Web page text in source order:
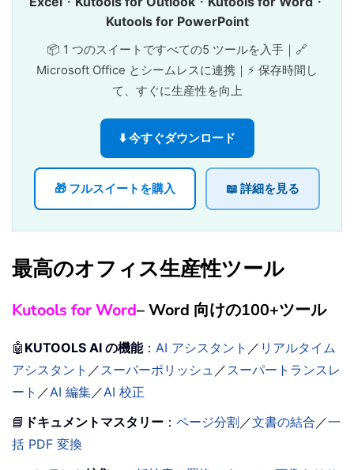
Kutools for PowerPoint
📦 1 つのスイートですべての5 ツールを入手｜🔗
Microsoft Office とシームレスに連携｜⚡ 保存時間し
て、すぐに生産性を向上
⬇️ 今すぐダウンロード
🎁 フルスイートを購入 📖 詳細を見る
最高のオフィス生産性ツール
Kutools for Word– Word 向けの100+ツール
🤖 KUTOOLS AI の機能： AI アシスタント ／ リアルタイム
アシスタント ／ スーパーポリッシュ ／ スーパートランスレ
ート ／AI 編集／AI 校正
📘 ドキュメントマスタリー ： ページ分割 ／文書の結合 ／一
括 PDF 変換